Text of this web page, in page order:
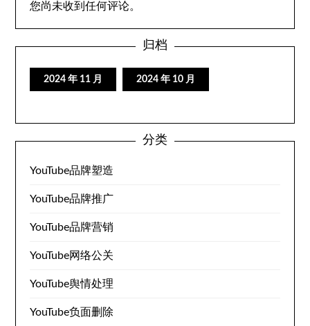
您尚未收到任何评论。
归档
2024 年 11 月 2024 年 10 月
分类
YouTube品牌塑造
YouTube品牌推广
YouTube品牌营销
YouTube网络公关
YouTube舆情处理
YouTube负面删除